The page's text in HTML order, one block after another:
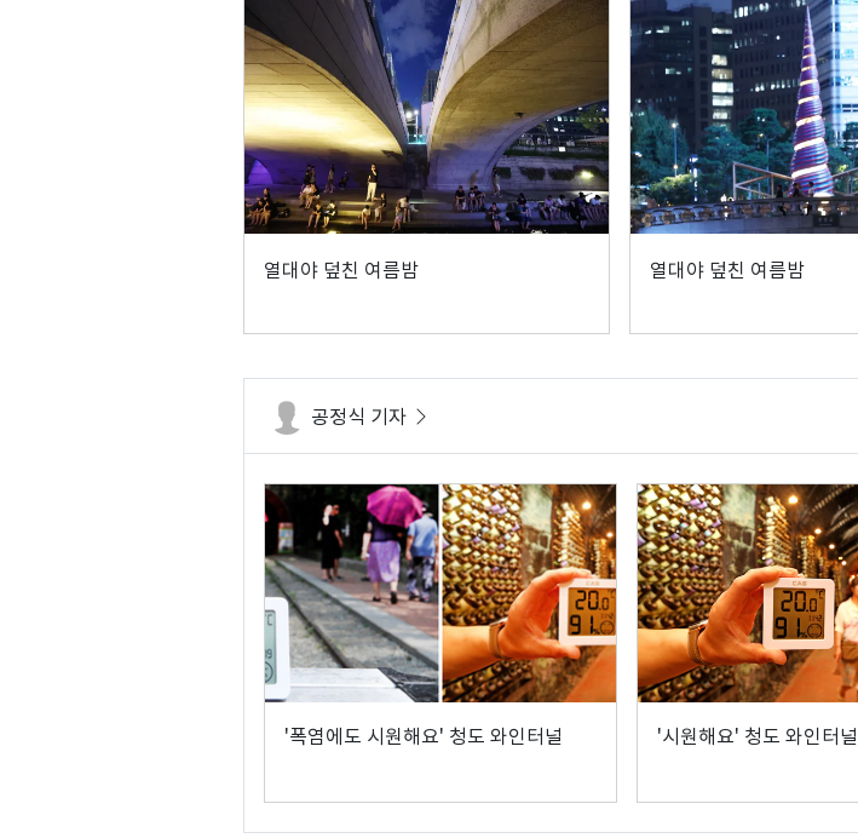
열대야 덮친 여름밤 열대야 덮친 여름밤
공정식 기자
'폭염에도 시원해요' 청도 와인터널 '시원해요' 청도 와인터널